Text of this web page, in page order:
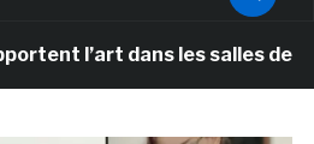
l’art dans les salles de classe